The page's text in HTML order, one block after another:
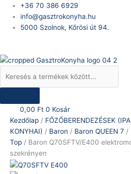
content
+36 70 386 6929
info@gasztrokonyha.hu
5000 Szolnok, Kőrösi út 94.
Products
search
0,00 Ft 0 Kosár
Kezdőlap / FŐZŐBERENDEZÉSEK
KONYHAI) / Baron / Baron QUEEN 7 /
Top / Baron Q70SFTV/E400
szekrényen
Baron
Q70SFTV/E400
elektromos
főzőlap
szekrényen